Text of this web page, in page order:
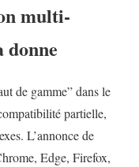
multi-
donne
de gamme” dans le
partielle,
L’annonce de
Edge, Firefox,